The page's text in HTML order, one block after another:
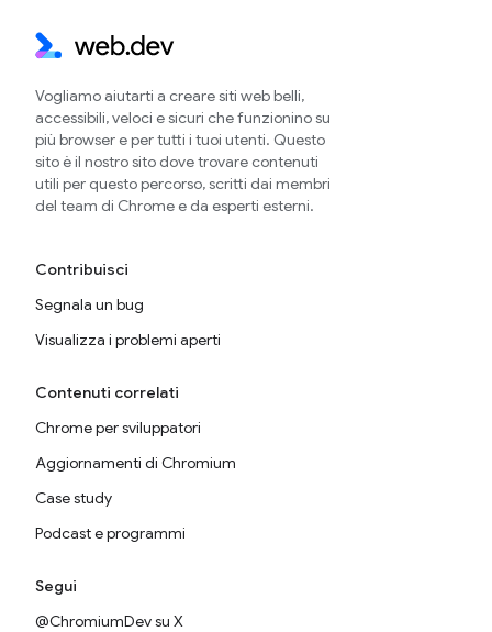
Vogliamo aiutarti a creare siti web belli,
accessibili, veloci e sicuri che funzionino su
più browser e per tutti i tuoi utenti. Questo
sito è il nostro sito dove trovare contenuti
utili per questo percorso, scritti dai membri
del team di Chrome e da esperti esterni.
Contribuisci
Segnala un bug
Visualizza i problemi aperti
Contenuti correlati
Chrome per sviluppatori
Aggiornamenti di Chromium
Case study
Podcast e programmi
Segui
@ChromiumDev su X